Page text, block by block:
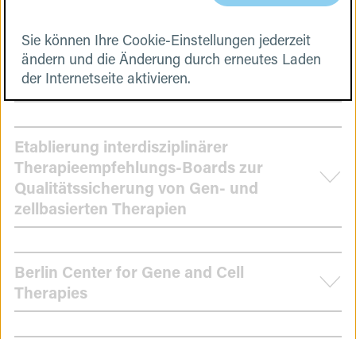
Analyse von möglichen
Wertschöpfungspotenzialen
Etablierung interdisziplinärer
Therapieempfehlungs-Boards zur
Qualitätssicherung von Gen- und
zellbasierten Therapien
Berlin Center for Gene and Cell
Therapies
Sie können Ihre Cookie-Einstellungen jederzeit
ändern und die Änderung durch erneutes Laden
der Internetseite aktivieren.